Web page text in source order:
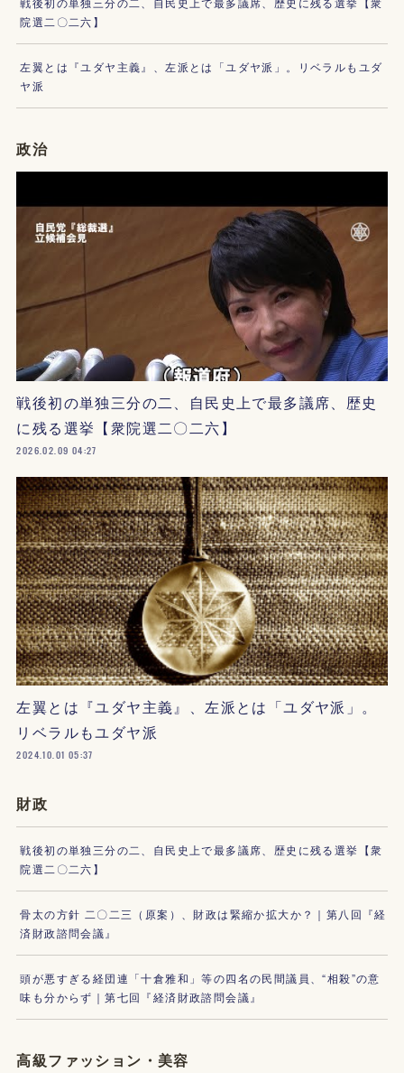
院選二〇二六】
左翼とは『ユダヤ主義』、左派とは「ユダヤ派」。リベラルもユダ
ヤ派
政治
戦後初の単独三分の二、自民史上で最多議席、歴史
に残る選挙【衆院選二〇二六】
2026.02.09 04:27
左翼とは『ユダヤ主義』、左派とは「ユダヤ派」。
リベラルもユダヤ派
2024.10.01 05:37
財政
戦後初の単独三分の二、自民史上で最多議席、歴史に残る選挙【衆
院選二〇二六】
骨太の方針 二〇二三（原案）、財政は緊縮か拡大か？｜第八回『経
済財政諮問会議』
頭が悪すぎる経団連「十倉雅和」等の四名の民間議員、“相殺”の意
味も分からず｜第七回『経済財政諮問会議』
高級ファッション・美容